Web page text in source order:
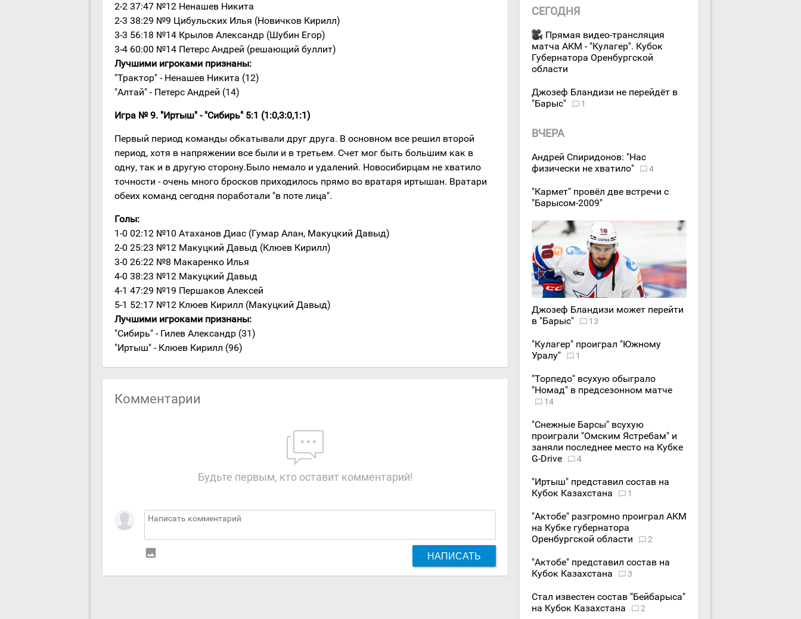
2-2 37:47 №12 Ненашев Никита
2-3 38:29 №9 Цибульских Илья (Новичков Кирилл)
3-3 56:18 №14 Крылов Александр (Шубин Егор)
3-4 60:00 №14 Петерс Андрей (решающий буллит)
Лучшими игроками признаны:
"Трактор" - Ненашев Никита (12)
"Алтай" - Петерс Андрей (14)
Игра № 9. "Иртыш" - "Сибирь" 5:1 (1:0,3:0,1:1)
Первый период команды обкатывали друг друга. В основном все решил второй
период, хотя в напряжении все были и в третьем. Счет мог быть большим как в
одну, так и в другую сторону.Было немало и удалений. Новосибирцам не хватило
точности - очень много бросков приходилось прямо во вратаря иртышан. Вратари
обеих команд сегодня поработали "в поте лица".
Голы:
1-0 02:12 №10 Атаханов Диас (Гумар Алан, Макуцкий Давыд)
2-0 25:23 №12 Макуцкий Давыд (Клюев Кирилл)
3-0 26:22 №8 Макаренко Илья
4-0 38:23 №12 Макуцкий Давыд
4-1 47:29 №19 Першаков Алексей
5-1 52:17 №12 Клюев Кирилл (Макуцкий Давыд)
Лучшими игроками признаны:
"Сибирь" - Гилев Александр (31)
"Иртыш" - Клюев Кирилл (96)
Комментарии
Будьте первым, кто оставит комментарий!
insert_photo НАПИСАТЬ
СЕГОДНЯ
Прямая видео-трансляция
матча АКМ - "Кулагер". Кубок
Губернатора Оренбургской
области
Джозеф Бландизи не перейдёт в
"Барыс"
1
ВЧЕРА
Андрей Спиридонов: "Нас
физически не хватило"
4
"Кармет" провёл две встречи с
"Барысом-2009"
Джозеф Бландизи может перейти
в "Барыс"
13
"Кулагер" проиграл "Южному
Уралу"
1
"Торпедо" всухую обыграло
"Номад" в предсезонном матче
14
"Снежные Барсы" всухую
проиграли "Омским Ястребам" и
заняли последнее место на Кубке
G-Drive
4
"Иртыш" представил состав на
Кубок Казахстана
1
"Актобе" разгромно проиграл АКМ
на Кубке губернатора
Оренбургской области
2
"Актобе" представил состав на
Кубок Казахстана
3
Стал известен состав "Бейбарыса"
на Кубок Казахстана
2